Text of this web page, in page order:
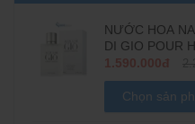
NƯỚC HOA
DI GIO POUR
1.590.000đ
Chọn sản